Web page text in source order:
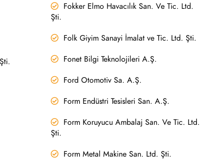
Fokker Elmo Havacılık San. Ve Tic. Ltd.
Şti.
Folk Giyim Sanayi İmalat ve Tic. Ltd. Şti.
Fonet Bilgi Teknolojileri A.Ş.
Ford Otomotiv Sa. A.Ş.
Form Endüstri Tesisleri San. A.Ş.
Form Koruyucu Ambalaj San. Ve Tic. Ltd.
Şti.
Form Metal Makine San. Ltd. Şti.